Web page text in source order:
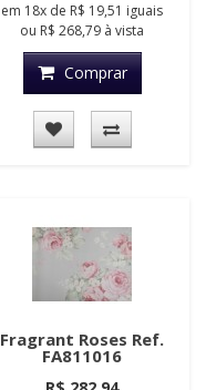
em 18x de R$ 19,51 iguais
ou R$ 268,79 à vista
Comprar
Fragrant Roses Ref.
FA811016